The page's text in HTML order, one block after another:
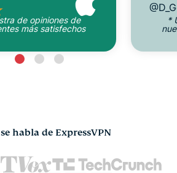
de opiniones de
más satisfechos
*
habla de ExpressVPN